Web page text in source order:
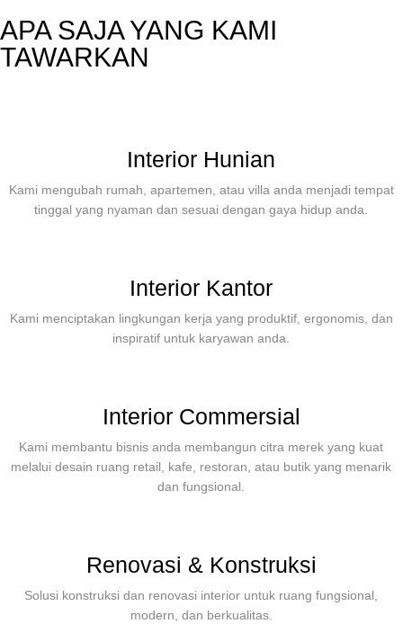
APA SAJA YANG KAMI
TAWARKAN
Interior Hunian
Kami mengubah rumah, apartemen, atau villa anda menjadi tempat
tinggal yang nyaman dan sesuai dengan gaya hidup anda.
Interior Kantor
Kami menciptakan lingkungan kerja yang produktif, ergonomis, dan
inspiratif untuk karyawan anda.
Interior Commersial
Kami membantu bisnis anda membangun citra merek yang kuat
melalui desain ruang retail, kafe, restoran, atau butik yang menarik
dan fungsional.
Renovasi & Konstruksi
Solusi konstruksi dan renovasi interior untuk ruang fungsional,
modern, dan berkualitas.